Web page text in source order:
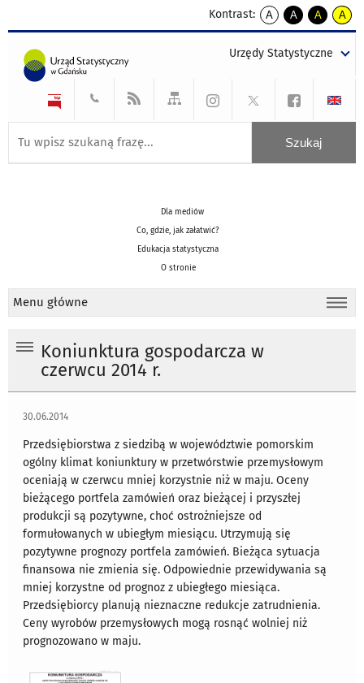
Kontrast:
A
kontrast
A
kontrast
tekst
czarnym
A
kontrast
tekst
czarnym
A
tekst
żółtym
Urzędy Statystyczne
Dla mediów
Co, gdzie, jak załatwić?
Edukacja statystyczna
O stronie
Menu główne
Koniunktura gospodarcza w
czerwcu 2014 r.
30.06.2014
Przedsiębiorstwa z siedzibą w województwie pomorskim
ogólny klimat koniunktury w przetwórstwie przemysłowym
oceniają w czerwcu mniej korzystnie niż w maju. Oceny
bieżącego portfela zamówień oraz bieżącej i przyszłej
produkcji są pozytywne, choć ostrożniejsze od
formułowanych w ubiegłym miesiącu. Utrzymują się
pozytywne prognozy portfela zamówień. Bieżąca sytuacja
finansowa nie zmienia się. Odpowiednie przewidywania są
mniej korzystne od prognoz z ubiegłego miesiąca.
Przedsiębiorcy planują nieznaczne redukcje zatrudnienia.
Ceny wyrobów przemysłowych mogą rosnąć wolniej niż
prognozowano w maju.